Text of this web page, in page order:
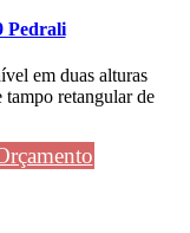
Pedrali
em duas alturas
retangular de